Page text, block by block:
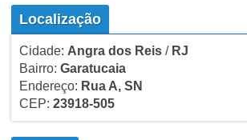
Localização
Cidade: Angra dos Reis/ RJ
Bairro: Garatucaia
Endereço: Rua A, SN
CEP: 23918-505